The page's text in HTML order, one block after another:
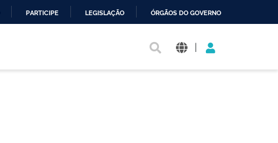
PARTICIPE LEGISLAÇÃO ÓRGÃOS DO GOVERNO
|